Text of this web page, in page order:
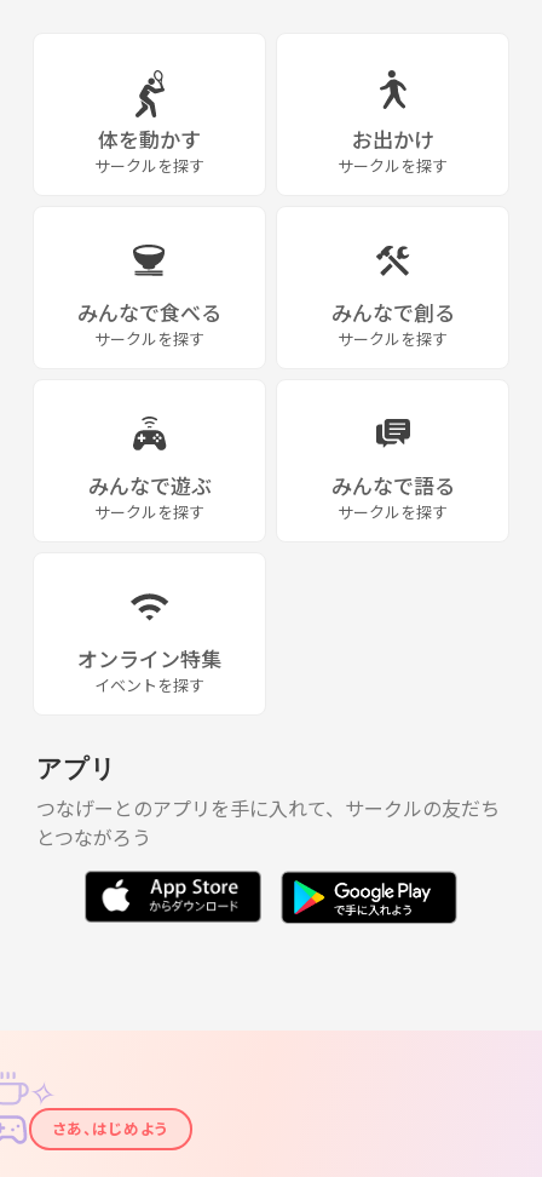
10月14日14時集合 14時半〜17時
ボーリング大会、人狼ゲームなど
10月21日フットサル開催
11月12日13時〜17時
バスケ、バレー、バドミントン
11月19日14時〜17時
11月26日
秋の味覚バーベキュー‼️
12月16日17:00〜19:00
フットサルアゲイン‼️🎵
2018年‼️↓
2月24日フットサル 26名参加
4月21日バーベキュー‼️&スポーツ✨✨
4月29日 スポーツ各種
5月20日 18時30分〜20時30分フットサル
世界遺産白川郷に宿泊。観光など
7月8日 、15日、22日、29日
いずれも13時〜17時 地下鉄東山線沿い
体育館でバスケ、バレー、
8月5日フットサル
8月26日 BBQ 🍖 ‼️
9月9日18時〜20時フットサル
11月24日バーベキュー
12月1日土曜日20時からフットサル
2019年
体を動かす
サークルを探す
お出かけ
サークルを探す
みんなで食べる
サークルを探す
みんなで創る
サークルを探す
みんなで遊ぶ
サークルを探す
みんなで語る
サークルを探す
オンライン特集
イベントを探す
アプリ
つなげーとのアプリを手に入れて、サークルの友だち
とつながろう
✦
✧
さあ、はじめよう